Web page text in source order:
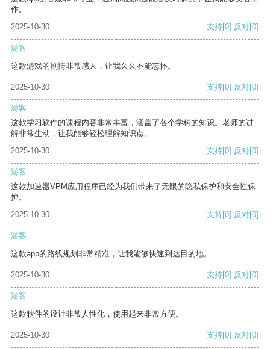
作。
2025-10-30
支持[0] 反对[0]
游客
这款游戏的剧情非常感人，让我久久不能忘怀。
2025-10-30 支持[0] 反对[0]
游客
这款学习软件的课程内容非常丰富，涵盖了各个学科的知识。老师的讲
解非常生动，让我能够轻松理解知识点。
2025-10-30
支持[0] 反对[0]
游客
这款加速器VPM应用程序已经为我们带来了无限的隐私保护和安全性保
护。
2025-10-30
支持[0] 反对[0]
游客
这款app的路线规划非常精准，让我能够快速到达目的地。
2025-10-30 支持[0] 反对[0]
游客
这款软件的设计非常人性化，使用起来非常方便。
2025-10-30 支持[0] 反对[0]